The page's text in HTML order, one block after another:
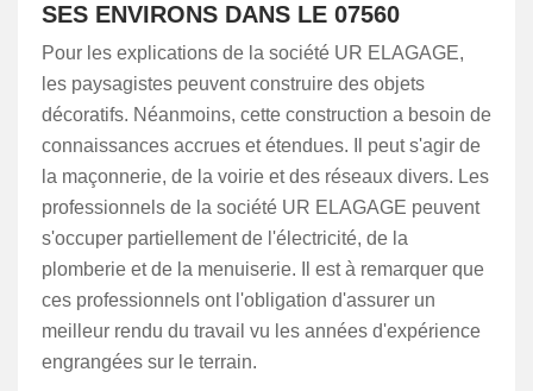
SES ENVIRONS DANS LE 07560
Pour les explications de la société UR ELAGAGE,
les paysagistes peuvent construire des objets
décoratifs. Néanmoins, cette construction a besoin de
connaissances accrues et étendues. Il peut s'agir de
la maçonnerie, de la voirie et des réseaux divers. Les
professionnels de la société UR ELAGAGE peuvent
s'occuper partiellement de l'électricité, de la
plomberie et de la menuiserie. Il est à remarquer que
ces professionnels ont l'obligation d'assurer un
meilleur rendu du travail vu les années d'expérience
engrangées sur le terrain.